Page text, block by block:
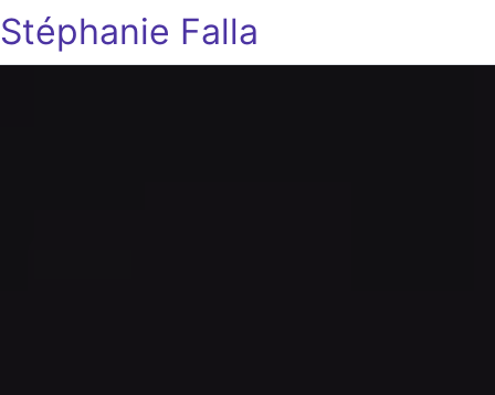
Stéphanie Falla